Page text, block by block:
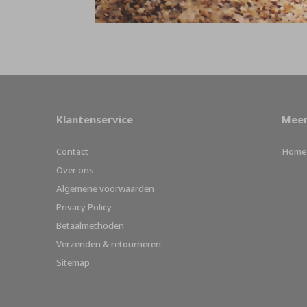
Klantenservice
Contact
Over ons
Algemene voorwaarden
Privacy Policy
Betaalmethoden
Verzenden & retourneren
Sitemap
Home